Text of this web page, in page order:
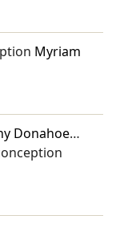
Myriam
Donahoe…